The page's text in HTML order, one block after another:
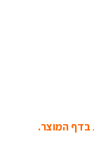
בדף המוצר.